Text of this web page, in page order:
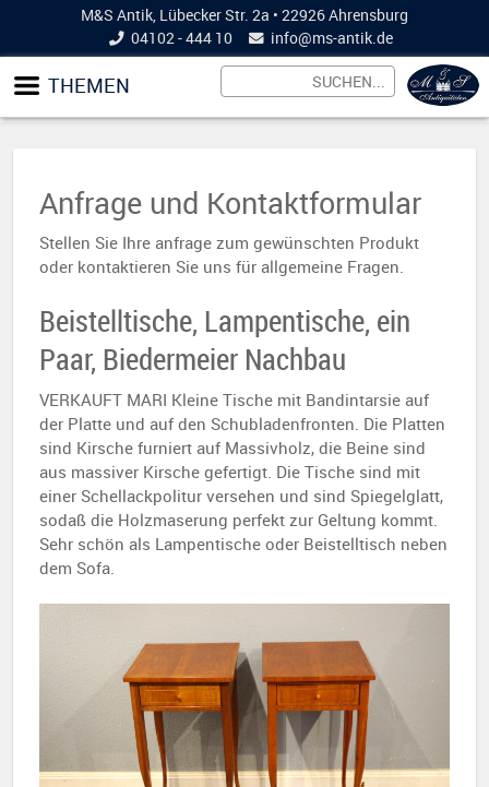
M&S Antik, Lübecker Str. 2a • 22926 Ahrensburg
04102 - 444 10
info@ms-antik.de
THEMEN
Anfrage und Kontaktformular
Stellen Sie Ihre anfrage zum gewünschten Produkt
oder kontaktieren Sie uns für allgemeine Fragen.
Beistelltische, Lampentische, ein
Paar, Biedermeier Nachbau
VERKAUFT MARI Kleine Tische mit Bandintarsie auf
der Platte und auf den Schubladenfronten. Die Platten
sind Kirsche furniert auf Massivholz, die Beine sind
aus massiver Kirsche gefertigt. Die Tische sind mit
einer Schellackpolitur versehen und sind Spiegelglatt,
sodaß die Holzmaserung perfekt zur Geltung kommt.
Sehr schön als Lampentische oder Beistelltisch neben
dem Sofa.